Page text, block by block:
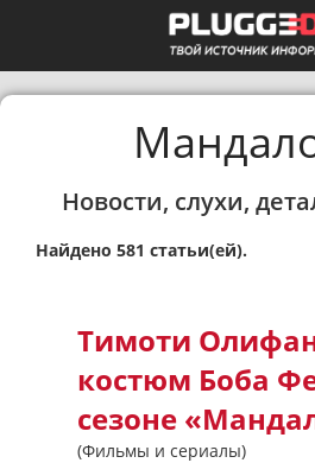
Новости, слухи,
Найдено 581 статьи(ей).
Тимоти
костюм Боба
сезоне
(Фильмы и сериалы)